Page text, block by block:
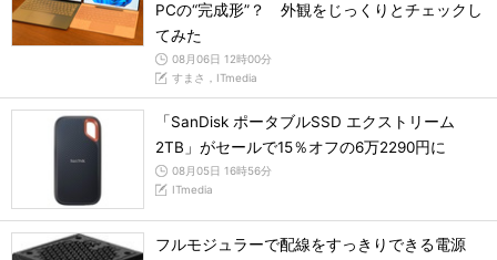
PCの“完成形”？ 外観をじっくりとチェックし
てみた
08月06日 12時00分
すまさ，ITmedia
「SanDisk ポータブルSSD エクストリーム
2TB」がセールで15％オフの6万2290円に
08月05日 16時56分
ITmedia
フルモジュラーで配線をすっきりできる電源